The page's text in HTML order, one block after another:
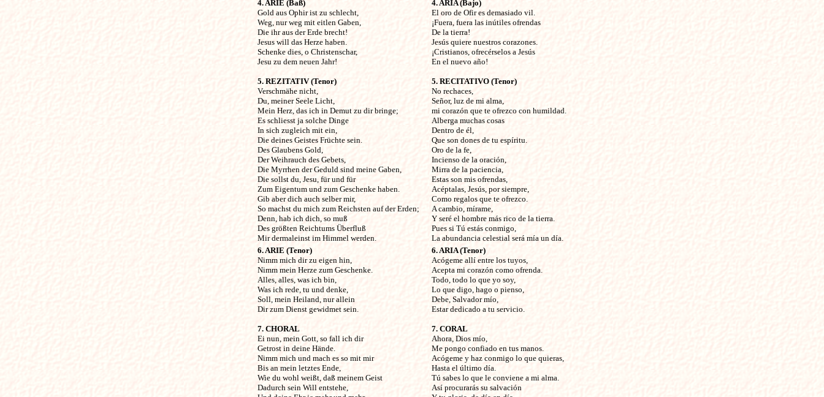
4. ARIE (Baß)
Gold aus Ophir ist zu schlecht,
Weg, nur weg mit eitlen Gaben,
Die ihr aus der Erde brecht!
Jesus will das Herze haben.
Schenke dies, o Christenschar,
Jesu zu dem neuen Jahr!
5. REZITATIV (Tenor)
Verschmähe nicht,
Du, meiner Seele Licht,
Mein Herz, das ich in Demut zu dir bringe;
Es schliesst ja solche Dinge
In sich zugleich mit ein,
Die deines Geistes Früchte sein.
Des Glaubens Gold,
Der Weihrauch des Gebets,
Die Myrrhen der Geduld sind meine Gaben,
Die sollst du, Jesu, für und für
Zum Eigentum und zum Geschenke haben.
Gib aber dich auch selber mir,
So machst du mich zum Reichsten auf der Erden;
Denn, hab ich dich, so muß
Des größten Reichtums Überfluß
Mir dermaleinst im Himmel werden.
4. ARIA (Bajo)
El oro de Ofir es demasiado vil.
¡Fuera, fuera las inútiles ofrendas
De la tierra!
Jesús quiere nuestros corazones.
¡Cristianos, ofrecérselos a Jesús
En el nuevo año!
5. RECITATIVO (Tenor)
No rechaces,
Señor, luz de mi alma,
mi corazón que te ofrezco con humildad.
Alberga muchas cosas
Dentro de él,
Que son dones de tu espíritu.
Oro de la fe,
Incienso de la oración,
Mirra de la paciencia,
Estas son mis ofrendas,
Acéptalas, Jesús, por siempre,
Como regalos que te ofrezco.
A cambio, mírame,
Y seré el hombre más rico de la tierra.
Pues si Tú estás conmigo,
La abundancia celestial será mía un día.
6. ARIE (Tenor)
Nimm mich dir zu eigen hin,
Nimm mein Herze zum Geschenke.
Alles, alles, was ich bin,
Was ich rede, tu und denke,
Soll, mein Heiland, nur allein
Dir zum Dienst gewidmet sein.
7. CHORAL
Ei nun, mein Gott, so fall ich dir
Getrost in deine Hände.
Nimm mich und mach es so mit mir
Bis an mein letztes Ende,
Wie du wohl weißt, daß meinem Geist
Dadurch sein Will entstehe,
6. ARIA (Tenor)
Acógeme allí entre los tuyos,
Acepta mi corazón como ofrenda.
Todo, todo lo que yo soy,
Lo que digo, hago o pienso,
Debe, Salvador mío,
Estar dedicado a tu servicio.
7. CORAL
Ahora, Dios mío,
Me pongo confiado en tus manos.
Acógeme y haz conmigo lo que quieras,
Hasta el último día.
Tú sabes lo que le conviene a mi alma.
Así procurarás su salvación